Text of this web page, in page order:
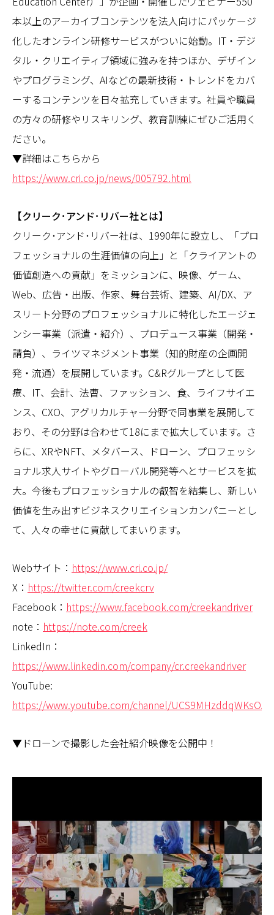
本以上のアーカイブコンテンツを法人向けにパッケージ
化したオンライン研修サービスがついに始動。IT・デジ
タル・クリエイティブ領域に強みを持つほか、デザイン
やプログラミング、AIなどの最新技術・トレンドをカバ
ーするコンテンツを日々拡充していきます。社員や職員
の方々の研修やリスキリング、教育訓練にぜひご活用く
ださい。
▼詳細はこちらから
https://www.cri.co.jp/news/005792.html
【クリーク･アンド･リバー社とは】
クリーク･アンド･リバー社は、1990年に設立し、「プロ
フェッショナルの生涯価値の向上」と「クライアントの
価値創造への貢献」をミッションに、映像、ゲーム、
Web、広告・出版、作家、舞台芸術、建築、AI/DX、ア
スリート分野のプロフェッショナルに特化したエージェ
ンシー事業（派遣・紹介）、プロデュース事業（開発・
請負）、ライツマネジメント事業（知的財産の企画開
発・流通）を展開しています。C&Rグループとして医
療、IT、会計、法曹、ファッション、食、ライフサイエ
ンス、CXO、アグリカルチャー分野で同事業を展開して
おり、その分野は合わせて18にまで拡大しています。さ
らに、XRやNFT、メタバース、ドローン、プロフェッシ
ョナル求人サイトやグローバル開発等へとサービスを拡
大。今後もプロフェッショナルの叡智を結集し、新しい
価値を生み出すビジネスクリエイションカンパニーとし
て、人々の幸せに貢献してまいります。
Webサイト： https://www.cri.co.jp/
X： https://twitter.com/creekcrv
Facebook： https://www.facebook.com/creekandriver
note： https://note.com/creek
LinkedIn：
https://www.linkedin.com/company/cr.creekandriver
YouTube:
https://www.youtube.com/channel/
▼ドローンで撮影した会社紹介映像を公開中！